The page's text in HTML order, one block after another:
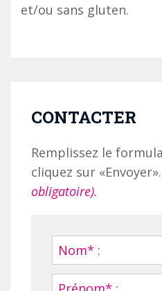
et/ou sans gluten.
CONTACTER
Remplissez le
cliquez sur «Envoyer».
obligatoire).